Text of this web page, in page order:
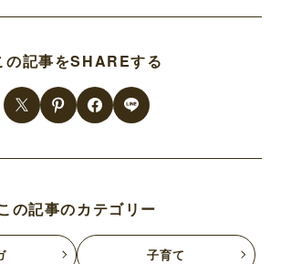
の記事をSHAREする
の記事のカテゴリー
子育て